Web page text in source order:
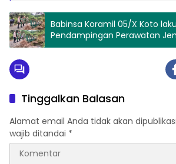
Babinsa Koramil 05/X Koto
Pendampingan Perawatan
Tinggalkan Balasan
Alamat email Anda tidak akan
wajib ditandai *